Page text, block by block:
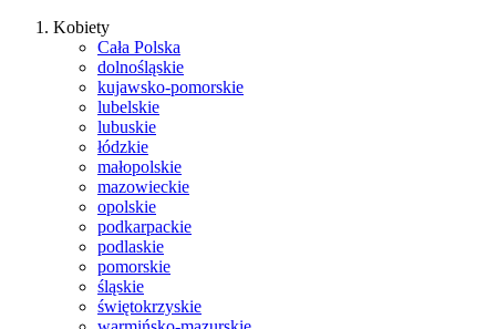
Kobiety
Cała Polska
dolnośląskie
kujawsko-pomorskie
lubelskie
lubuskie
łódzkie
małopolskie
mazowieckie
opolskie
podkarpackie
podlaskie
pomorskie
śląskie
świętokrzyskie